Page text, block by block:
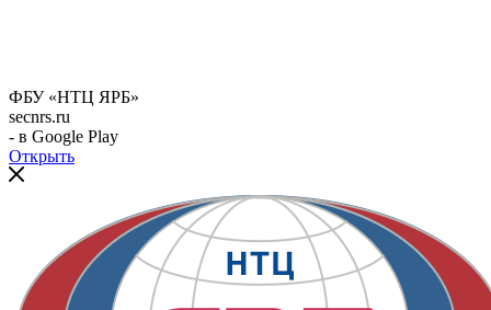
ФБУ «НТЦ ЯРБ»
secnrs.ru
- в Google Play
Открыть